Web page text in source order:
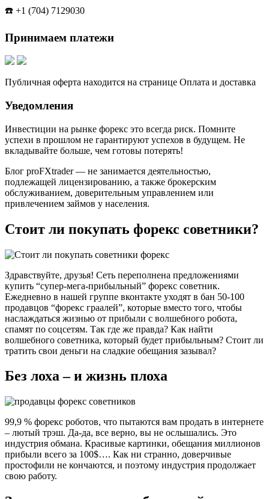
☎️ +1 (704) 7129030
Принимаем платежи
Публичная оферта находится на странице Оплата и доставка
Уведомления
Инвестиции на рынке форекс это всегда риск. Помните
успехи в прошлом не гарантируют успехов в будущем. Не
вкладывайте больше, чем готовы потерять!
Блог proFXtrader — не занимается деятельностью,
подлежащей лицензированию, а также брокерским
обслуживанием, доверительным управлением или
привлечением займов у населения.
Стоит ли покупать форекс советники?
Здравствуйте, друзья! Сеть переполнена предложениями
купить “супер-мега-прибыльный” форекс советник.
Ежедневно в нашей группе вконтакте уходят в бан 50-100
продавцов “форекс граалей”, которые вместо того, чтобы
наслаждаться жизнью от прибыли с волшебного робота,
спамят по соцсетям. Так где же правда? Как найти
волшебного советника, который будет прибыльным? Стоит ли
тратить свои деньги на сладкие обещания зазывал?
Без лоха – и жизнь плоха
99,9 % форекс роботов, что пытаются вам продать в интернете
– лютый трэш. Да-да, все верно, вы не ослышались. Это
индустрия обмана. Красивые картинки, обещания миллионов
прибыли всего за 100$…. Как ни странно, доверчивые
простофили не кончаются, и поэтому индустрия продолжает
свою работу.